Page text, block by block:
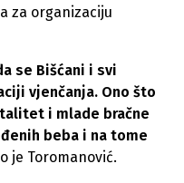
za organizaciju
se Bišćani i svi
vjenčanja. Ono što
i mlade bračne
beba i na tome
je Toromanović.